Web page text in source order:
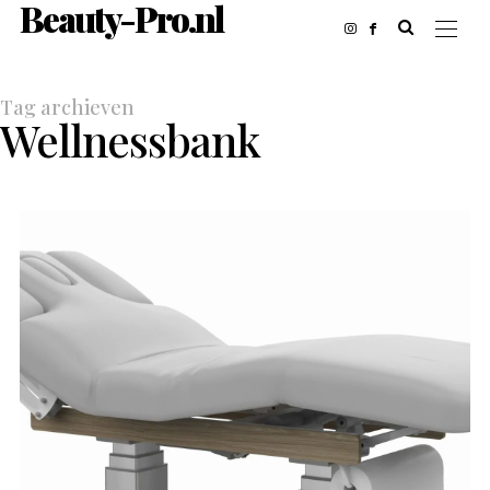
Beauty-Pro.nl
Tag archieven
Wellnessbank